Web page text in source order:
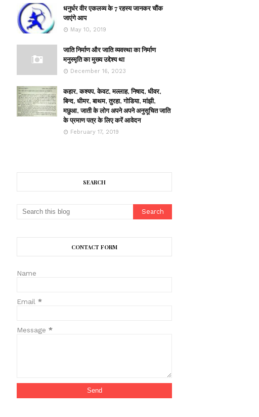
धनुर्धर वीर एकलव्य के 7 रहस्य जानकर चौंक
जाएंगे आप
May 10, 2019
जाति निर्माण और जाति व्यवस्था का निर्माण
मनुस्मृति का मुख्य उद्देश्य था
December 16, 2023
कहार, कश्यप, केवट, मल्लाह, निषाद, धीवर,
बिन्द, धीमर, बाथम, तुरहा, गोडिया, मांझी,
मछुआ, जाती के लोग अपने अपने अनुसूचित जाति
के प्रमाण पत्र के लिए करें आवेदन
February 17, 2019
SEARCH
CONTACT FORM
Name
Email*
Message*